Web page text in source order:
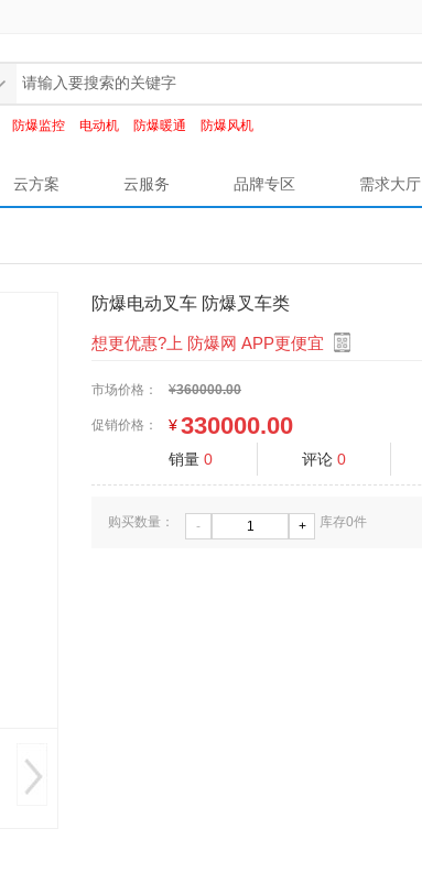
防爆监控 电动机 防爆暖通 防爆风机
云方案 云服务 品牌专区 需求大厅
防爆电动叉车 防爆叉车类
想更优惠?上 防爆网 APP更便宜
市场价格： ¥360000.00
促销价格： ¥330000.00
销量 0 评论 0
购买数量： - + 库存0件